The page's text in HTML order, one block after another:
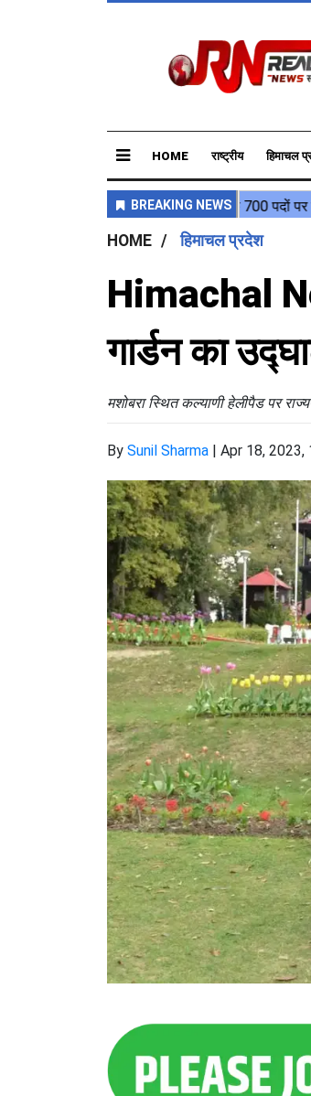
HOME राष्ट्रीय हिमाचल
HOME हिमाचल प्रदेश
Himachal
गार्डन का
मशोबरा स्थित कल्याणी हेलीपैड पर
By Sunil Sharma | Apr 18, 2023,